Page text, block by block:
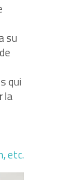
su
qui
la
etc.